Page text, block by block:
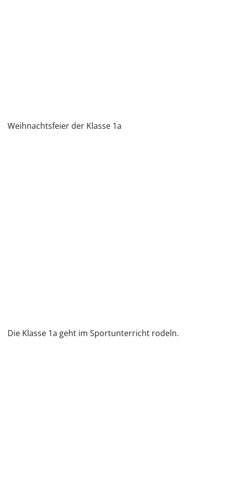
Weihnachtsfeier der Klasse 1a
Die Klasse 1a geht im Sportunterricht rodeln.